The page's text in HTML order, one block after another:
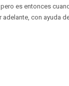
es entonces
con ayuda